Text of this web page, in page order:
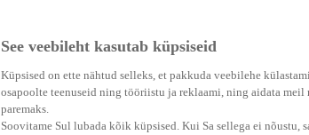
See veebileht kasutab küpsiseid
Küpsised on ette nähtud selleks, et pakkuda veebilehe
osapoolte teenuseid ning tööriistu ja reklaami, ning aidata
paremaks.
Soovitame Sul lubada kõik küpsised. Kui Sa sellega ei nõustu,